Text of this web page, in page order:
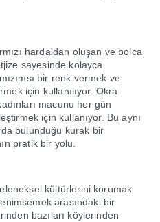
hardaldan oluşan ve bolca
sayesinde kolayca
bir renk vermek ve
için kullanılıyor. Okra
macunu her gün
için kullanıyor. Bu aynı
bulunduğu kurak bir
pratik bir yolu.
kültürlerini korumak
arasındaki bir
bazıları köylerinden